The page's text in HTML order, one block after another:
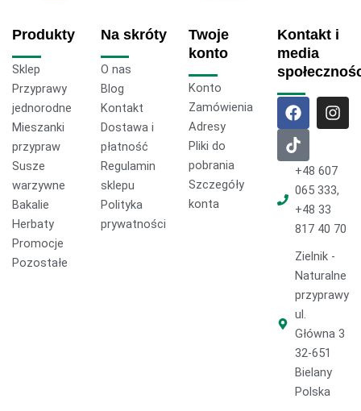
Produkty
Sklep
Przyprawy
jednorodne
Mieszanki
przypraw
Susze
warzywne
Bakalie
Herbaty
Promocje
Pozostałe
Na skróty
O nas
Blog
Kontakt
Dostawa i
płatność
Regulamin
sklepu
Polityka
prywatności
Twoje
konto
Konto
Zamówienia
Adresy
Pliki do
pobrania
Szczegóły
konta
Kontakt i
media
F
a
c
e
b
o
o
k
I
n
a
g
r
m
T
i
k
t
o
k
+48 607
065 333,
+48 33
817 40 70
Zielnik -
Naturalne
przyprawy
ul.
Główna 3
32-651
Bielany
Polska